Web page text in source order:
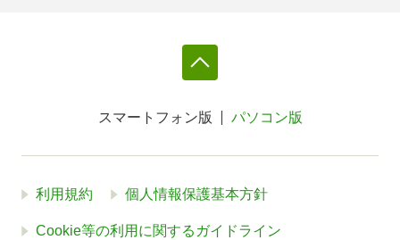
スマートフォン版 パソコン版
利用規約 個人情報保護基本方針
Cookie等の利用に関するガイドライン